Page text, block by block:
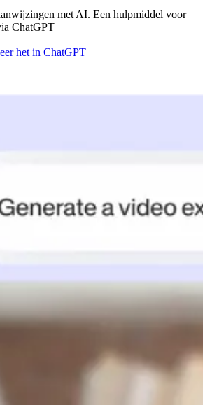
met AI. Een hulpmiddel voor
ChatGPT
het in ChatGPT